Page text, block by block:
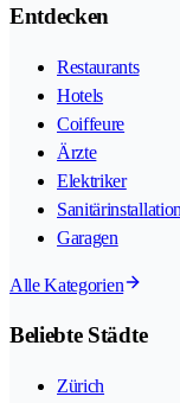
Entdecken
Restaurants
Hotels
Coiffeure
Ärzte
Elektriker
Sanitärinstallation
Garagen
Alle Kategorien
Beliebte Städte
Zürich